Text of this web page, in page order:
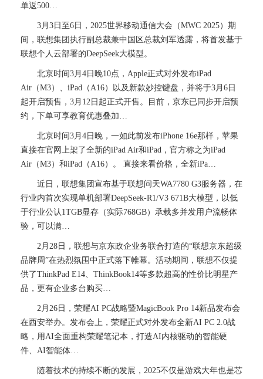
单返500…
3月3日至6日，2025世界移动通信大会（MWC 2025）期
间，联想集团执行副总裁兼中国区总裁刘军透露，将首发基于
联想个人云部署的DeepSeek大模型。
北京时间3月4日晚10点，Apple正式对外发布iPad
Air（M3）、iPad（A16）以及新款妙控键盘，并将于3月6日
起开启预售，3月12日起正式开售。目前，京东已同步开启预
约，下单可享教育优惠叠加…
北京时间3月4日晚，一如此前发布iPhone 16e那样，苹果
直接在官网上架了全新的iPad Air和iPad，官方称之为iPad
Air（M3）和iPad（A16）。 直接来看价格，全新iPa…
近日，联想集团宣布基于联想问天WA7780 G3服务器，在
行业内首次实现单机部署DeepSeek-R1/V3 671B大模型，以低
于行业公认1TGB显存（实际768GB）承载多并发用户流畅体
验，可以满…
2月28日，联想与京东政企业务联合打造的“联想京东超级
品牌周”在热烈氛围中正式落下帷幕。活动期间，联想不仅提
供了ThinkPad E14、ThinkBook14等多款超高的性价比明星产
品，更有企业多台购买…
2月26日，荣耀AI PC战略暨MagicBook Pro 14新品发布会
在西安举办。发布会上，荣耀正式对外发布全新AI PC 2.0战
略，用AI全面重构荣耀笔记本，打造AI内核驱动的智能硬
件、AI智能体…
随着技术的持续不断的发展，2025不仅是游戏大年也是芯